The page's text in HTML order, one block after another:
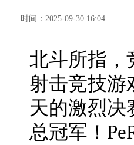
时间：2025-09-30 16:04
北斗所指，
射击竞技游
天的激烈决
总冠军！